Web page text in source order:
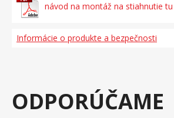
návod na montáž na stiahnutie tu
Informácie o produkte a bezpečnosti
ODPORÚČAME